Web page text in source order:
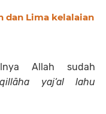
dan Lima kelalaian
Allah sudah
yaj‘al lahu